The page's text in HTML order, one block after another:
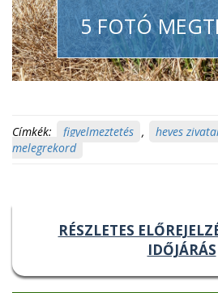
5 FOTÓ
Címkék: figyelmeztetés , heves
melegrekord
RÉSZLETES
IDŐJÁRÁS